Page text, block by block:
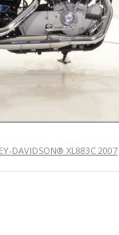
DAVIDSON® XL883C 2007